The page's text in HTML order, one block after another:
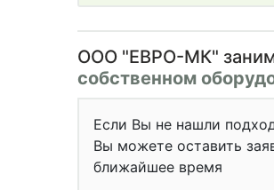
OOO "ЕВРО-МК"
собственном
Если Вы не нашли
Вы можете оставить
ближайшее время